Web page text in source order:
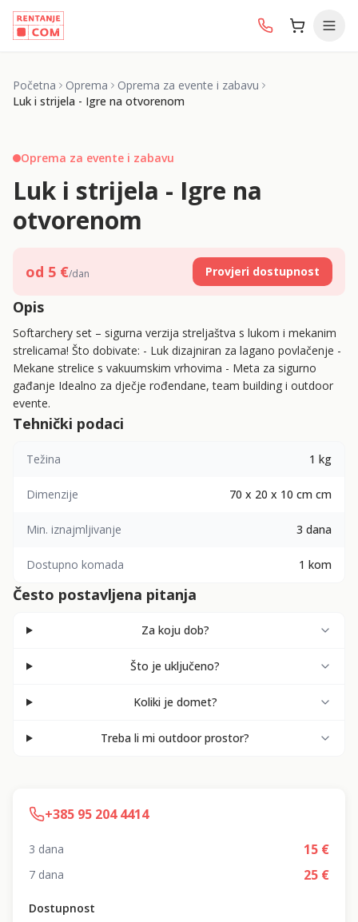
Početna Oprema
Oprema za evente i zabavu
Luk i strijela - Igre na otvorenom
Oprema za evente i zabavu
Luk i strijela - Igre na
otvorenom
od 5 €/dan Provjeri dostupnost
Opis
Softarchery set – sigurna verzija streljaštva s lukom i mekanim
strelicama! Što dobivate: - Luk dizajniran za lagano povlačenje -
Mekane strelice s vakuumskim vrhovima - Meta za sigurno
gađanje Idealno za dječje rođendane, team building i outdoor
evente.
Tehnički podaci
Težina 1 kg
Dimenzije 70 x 20 x 10 cm cm
Min. iznajmljivanje 3 dana
Dostupno komada 1 kom
Često postavljena pitanja
Za koju dob?
Što je uključeno?
Koliki je domet?
Treba li mi outdoor prostor?
+385 95 204 4414
3 dana 15 €
7 dana 25 €
Dostupnost